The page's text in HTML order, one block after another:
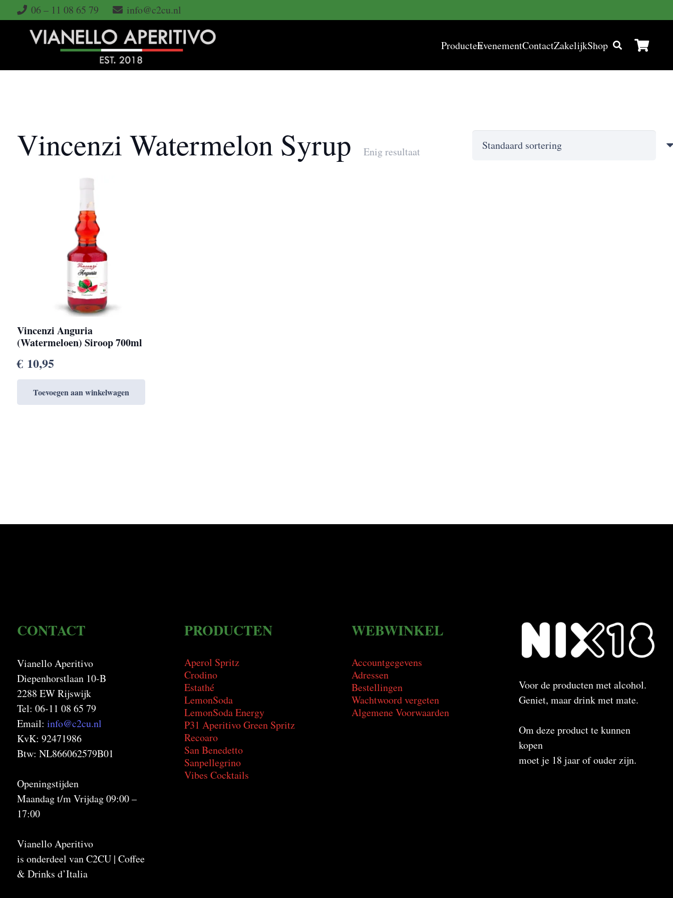
06 – 11 08 65 79 info@c2cu.nl
ProductenEvenementContactZakelijkShop
Vincenzi Watermelon Syrup Enig resultaat
Vincenzi Anguria
(Watermeloen) Siroop 700ml
€10,95
Toevoegen aan winkelwagen
CONTACT
Vianello Aperitivo
Diepenhorstlaan 10-B
2288 EW Rijswijk
Tel: 06-11 08 65 79
Email: info@c2cu.nl
KvK: 92471986
Btw: NL866062579B01
Openingstijden
Maandag t/m Vrijdag 09:00 –
17:00
Vianello Aperitivo
is onderdeel van C2CU | Coffee
& Drinks d’Italia
PRODUCTEN
Aperol Spritz
Crodino
Estathé
LemonSoda
LemonSoda Energy
P31 Aperitivo Green Spritz
Recoaro
San Benedetto
Sanpellegrino
Vibes Cocktails
WEBWINKEL
Accountgegevens
Adressen
Bestellingen
Wachtwoord vergeten
Algemene Voorwaarden
Voor de producten met alcohol.
Geniet, maar drink met mate.
Om deze product te kunnen
kopen
moet je 18 jaar of ouder zijn.